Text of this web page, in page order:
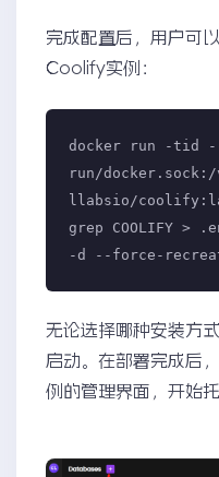
完成配置后，用户可
Coolify实例：
docker run -tid
run/
llabsio/
grep COOLIFY >
-d --force-
无论选择哪种安装方
启动。在部署完成后
例的管理界面，开始